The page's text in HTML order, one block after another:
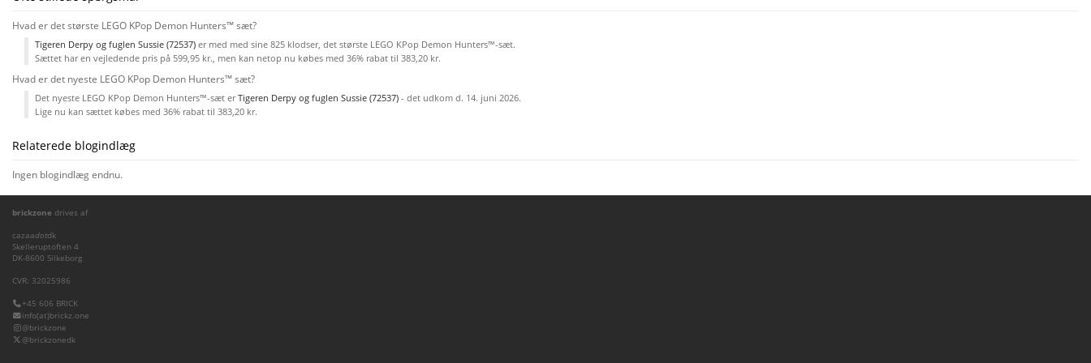
Hvad er det største LEGO KPop Demon Hunters™ sæt?
Tigeren Derpy og fuglen Sussie (72537) er med med sine 825 klodser, det største LEGO KPop Demon Hunters™-sæt.
Sættet har en vejledende pris på 599,95 kr., men kan netop nu købes med 36% rabat til 383,20 kr.
Hvad er det nyeste LEGO KPop Demon Hunters™ sæt?
Det nyeste LEGO KPop Demon Hunters™-sæt erTigeren Derpy og fuglen Sussie (72537) - det udkom d. 14. juni 2026.
Lige nu kan sættet købes med 36% rabat til 383,20 kr.
Relaterede blogindlæg
Ingen blogindlæg endnu.
brickzone drives af
cazaadotdk
Skelleruptoften 4
DK-8600 Silkeborg
CVR: 32025986
+45 606 BRICK
info(at)brickz.one
@brickzone
@brickzonedk